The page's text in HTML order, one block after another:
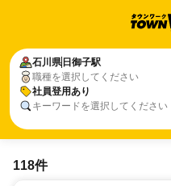
石川県 日御子駅
職種を選択してください
社員登用あり
キーワードを選択してください
118件